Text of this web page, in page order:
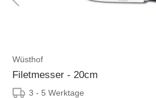
Wüsthof
Filetmesser - 20cm
3 - 5 Werktage